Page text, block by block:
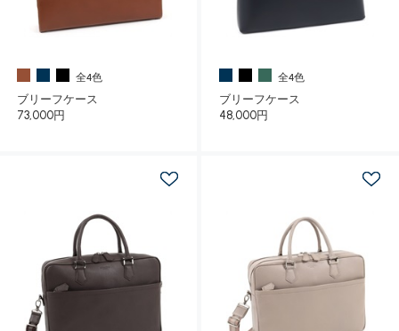
全4色
ブリーフケース
73,000円
全4色
ブリーフケース
48,000円